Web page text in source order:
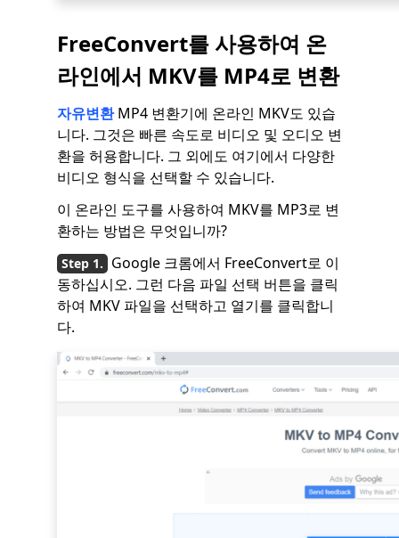
FreeConvert를 사용하여 온
라인에서 MKV를 MP4로 변환
자유변환MP4 변환기에 온라인 MKV도 있습
니다. 그것은 빠른 속도로 비디오 및 오디오 변
환을 허용합니다. 그 외에도 여기에서 다양한
비디오 형식을 선택할 수 있습니다.
이 온라인 도구를 사용하여 MKV를 MP3로 변
환하는 방법은 무엇입니까?
Google 크롬에서 FreeConvert로 이
동하십시오. 그런 다음 파일 선택 버튼을 클릭
하여 MKV 파일을 선택하고 열기를 클릭합니
다.